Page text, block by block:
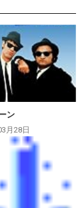
ン
月28日